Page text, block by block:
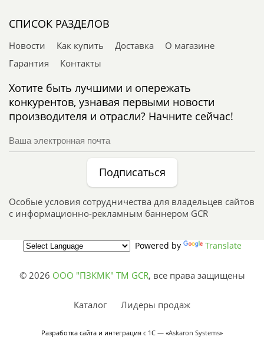
СПИСОК РАЗДЕЛОВ
Новости Как купить Доставка
О магазине
Гарантия
Контакты
Хотите быть лучшими и опережать
конкурентов, узнавая первыми новости
производителя и отрасли? Начните сейчас!
Подписаться
Особые условия сотрудничества для владельцев сайтов
с информационно-рекламным баннером GCR
Powered by Translate
© 2026 ООО "ПЗКМК" TM GCR, все права защищены
Каталог Лидеры продаж
Разработка сайта и интеграция с 1С — «Askaron Systems»